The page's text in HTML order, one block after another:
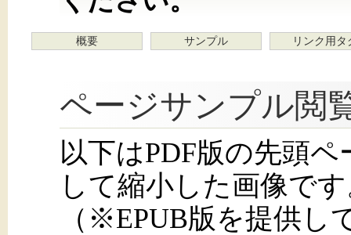
概要 サンプル リンク用タ
ページサンプル閲
以下はPDF版の先頭
して縮小した画像で
（※EPUB版を提供し